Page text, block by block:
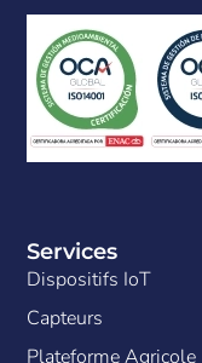
Services
Dispositifs IoT
Capteurs
Plateforme Agricole